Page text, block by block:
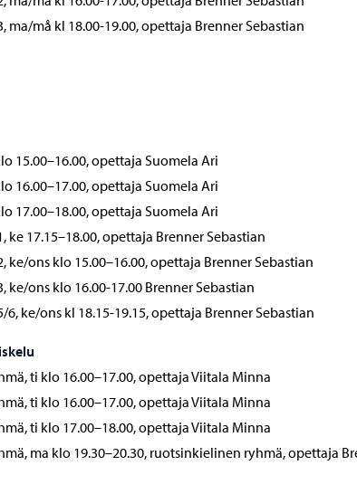
ma/må kl 18.00-19.00, opettaja Brenner Sebastian
15.00–16.00, opettaja Suomela Ari
16.00–17.00, opettaja Suomela Ari
17.00–18.00, opettaja Suomela Ari
ke 17.15–18.00, opettaja Brenner Sebastian
ke/ons klo 15.00–16.00, opettaja Brenner Sebastian
ke/ons klo 16.00-17.00 Brenner Sebastian
ke/ons kl 18.15-19.15, opettaja Brenner Sebastian
ti klo 16.00–17.00, opettaja Viitala Minna
ti klo 16.00–17.00, opettaja Viitala Minna
ti klo 17.00–18.00, opettaja Viitala Minna
ma klo 19.30–20.30, ruotsinkielinen ryhmä, opettaja